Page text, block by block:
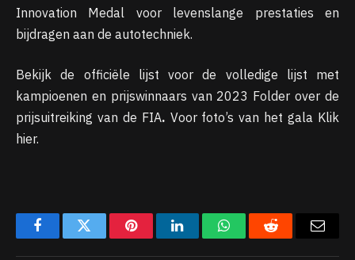
Innovation Medal voor levenslange prestaties en
bijdragen aan de autotechniek.
Bekijk de officiële lijst voor de volledige lijst met
kampioenen en prijswinnaars van 2023 Folder over de
prijsuitreiking van de FIA. Voor foto’s van het gala Klik
hier.
FacebookTwitter PinterestLinkedInWhatsAppReddit Email